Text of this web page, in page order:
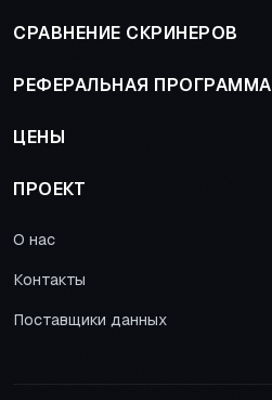
СРАВНЕНИЕ СКРИНЕРОВ
РЕФЕРАЛЬНАЯ ПРОГРАММА
ЦЕНЫ
ПРОЕКТ
О нас
Контакты
Поставщики данных